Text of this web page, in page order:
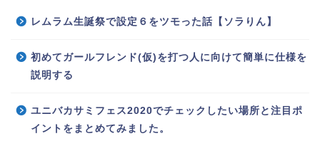
レムラム生誕祭で設定６をツモった話【ソラりん】
初めてガールフレンド(仮)を打つ人に向けて簡単に仕様を
説明する
ユニバカサミフェス2020でチェックしたい場所と注目ポ
イントをまとめてみました。